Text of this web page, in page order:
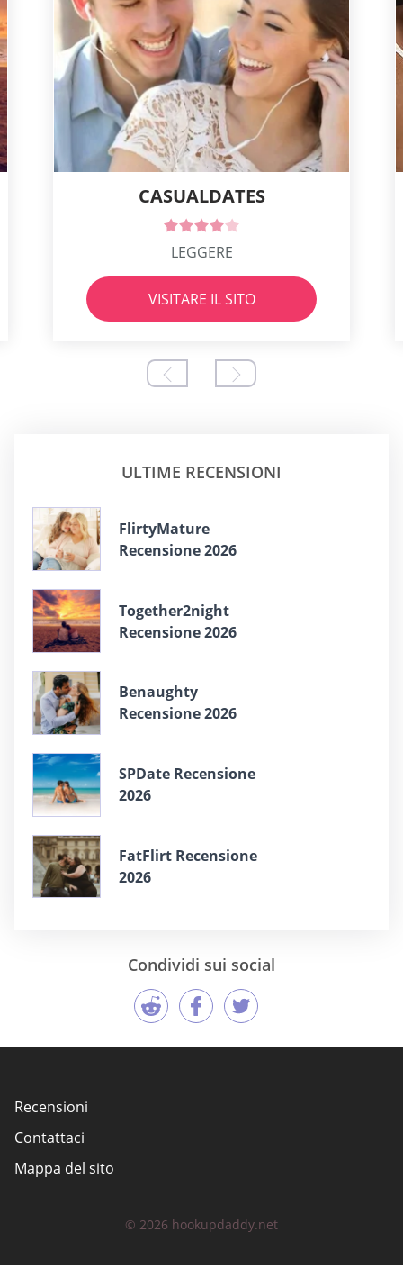
CASUALDATES
LEGGERE
VISITARE IL SITO
ULTIME RECENSIONI
FlirtyMature
Recensione 2026
Together2night
Recensione 2026
Benaughty
Recensione 2026
SPDate Recensione
2026
FatFlirt Recensione
2026
Condividi sui social
Recensioni
Contattaci
Mappa del sito
© 2026 hookupdaddy.net